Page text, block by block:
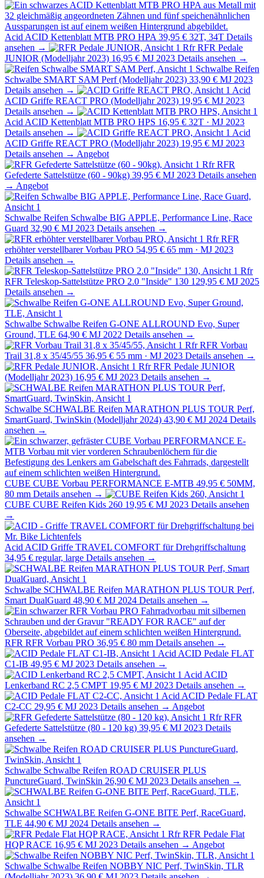
Acid ACID Kettenblatt MTB PRO HPA 39,95 € 32T, 34T Details
ansehen →
Rfr RFR Pedale
JUNIOR (Modelljahr 2023) 16,95 € MJ 2023 Details ansehen →
Schwalbe Reifen
Schwalbe SMART SAM Perf (Modelljahr 2023) 33,90 € MJ 2023
Details ansehen →
Acid
ACID Griffe REACT PRO (Modelljahr 2023) 19,95 € MJ 2023
Details ansehen →
Acid ACID Kettenblatt MTB PRO HPS 16,95 € 32T · MJ 2023
Details ansehen →
Acid
ACID Griffe REACT PRO (Modelljahr 2023) 19,95 € MJ 2023
Details ansehen → Angebot
Rfr RFR
Gefederte Sattelstütze (60 - 90kg) 39,95 € MJ 2023 Details ansehen
→ Angebot
Schwalbe Reifen Schwalbe BIG APPLE, Performance Line, Race
Guard 32,90 € MJ 2023 Details ansehen →
Rfr RFR
erhöhter verstellbarer Vorbau PRO 54,95 € 65 mm · MJ 2023
Details ansehen →
Rfr
RFR Teleskop-Sattelstütze PRO 2.0 "Inside" 130 129,95 € MJ 2025
Details ansehen →
Schwalbe Schwalbe Reifen G-ONE ALLROUND Evo, Super
Ground, TLE 64,90 € MJ 2022 Details ansehen →
Rfr RFR Vorbau
Trail 31,8 x 35/45/55 36,95 € 55 mm · MJ 2023 Details ansehen →
Rfr RFR Pedale JUNIOR
(Modelljahr 2023) 16,95 € MJ 2023 Details ansehen →
Schwalbe SCHWALBE Reifen MARATHON PLUS TOUR Perf,
SmartGuard, TwinSkin (Modelljahr 2024) 43,90 € MJ 2024 Details
ansehen →
CUBE CUBE Vorbau PERFORMANCE E-MTB 49,95 € 50MM,
80 mm Details ansehen →
CUBE CUBE Reifen Kids 260 19,95 € MJ 2023 Details ansehen
→
Acid ACID Griffe TRAVEL COMFORT für Drehgriffschaltung
34,95 € regular, large Details ansehen →
Schwalbe SCHWALBE Reifen MARATHON PLUS TOUR Perf,
Smart DualGuard 48,90 € MJ 2024 Details ansehen →
RFR RFR Vorbau PRO 36,95 € 80 mm Details ansehen →
Acid ACID Pedale FLAT
C1-IB 49,95 € MJ 2023 Details ansehen →
Acid ACID
Lenkerband RC 2,5 CMPT 19,95 € MJ 2023 Details ansehen →
Acid ACID Pedale FLAT
C2-CC 29,95 € MJ 2023 Details ansehen → Angebot
Rfr RFR
Gefederte Sattelstütze (80 - 120 kg) 39,95 € MJ 2023 Details
ansehen →
Schwalbe Schwalbe Reifen ROAD CRUISER PLUS
PunctureGuard, TwinSkin 26,90 € MJ 2023 Details ansehen →
Schwalbe SCHWALBE Reifen G-ONE BITE Perf, RaceGuard,
TLE 44,90 € MJ 2024 Details ansehen →
Rfr RFR Pedale Flat
HQP RACE 16,95 € MJ 2023 Details ansehen → Angebot
Schwalbe Schwalbe Reifen NOBBY NIC Perf, TwinSkin, TLR